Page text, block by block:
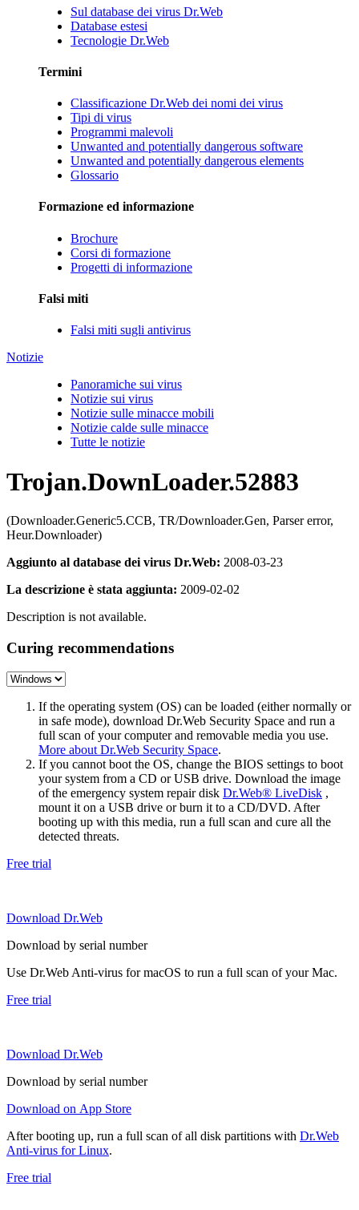
Sul database dei virus Dr.Web
Database estesi
Tecnologie Dr.Web
Termini
Classificazione Dr.Web dei nomi dei virus
Tipi di virus
Programmi malevoli
Unwanted and potentially dangerous software
Unwanted and potentially dangerous elements
Glossario
Formazione ed informazione
Brochure
Corsi di formazione
Progetti di informazione
Falsi miti
Falsi miti sugli antivirus
Notizie
Panoramiche sui virus
Notizie sui virus
Notizie sulle minacce mobili
Notizie calde sulle minacce
Tutte le notizie
Trojan.DownLoader.52883
(Downloader.Generic5.CCB, TR/Downloader.Gen, Parser error,
Heur.Downloader)
Aggiunto al database dei virus Dr.Web: 2008-03-23
La descrizione è stata aggiunta: 2009-02-02
Description is not available.
Curing recommendations
If the operating system (OS) can be loaded (either normally or
in safe mode), download Dr.Web Security Space and run a
full scan of your computer and removable media you use.
More about Dr.Web Security Space.
If you cannot boot the OS, change the BIOS settings to boot
your system from a CD or USB drive. Download the image
of the emergency system repair disk Dr.Web® LiveDisk ,
mount it on a USB drive or burn it to a CD/DVD. After
booting up with this media, run a full scan and cure all the
detected threats.
Free trial
Download Dr.Web
Download by serial number
Use Dr.Web Anti-virus for macOS to run a full scan of your Mac.
Free trial
Download Dr.Web
Download by serial number
Download on App Store
After booting up, run a full scan of all disk partitions with Dr.Web
Anti-virus for Linux.
Free trial